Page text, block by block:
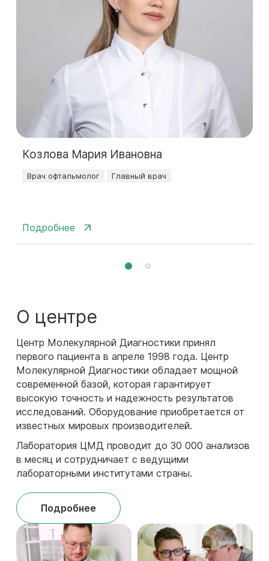
Козлова Мария Ивановна
Врач офтальмолог Главный врач
Подробнее
О центре
Центр Молекулярной Диагностики принял
первого пациента в апреле 1998 года. Центр
Молекулярной Диагностики обладает мощной
современной базой, которая гарантирует
высокую точность и надежность результатов
исследований. Оборудование приобретается от
известных мировых производителей.
Лаборатория ЦМД проводит до 30 000 анализов
в месяц и сотрудничает c ведущими
лабораторными институтами страны.
Подробнее